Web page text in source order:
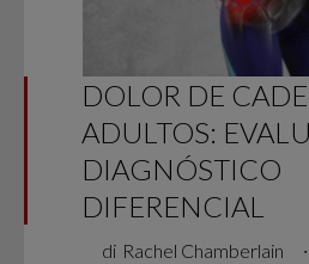
DOLOR DE
ADULTOS:
DIAGNÓSTICO
DIFERENCIAL
di Rachel Chamberlain ∙